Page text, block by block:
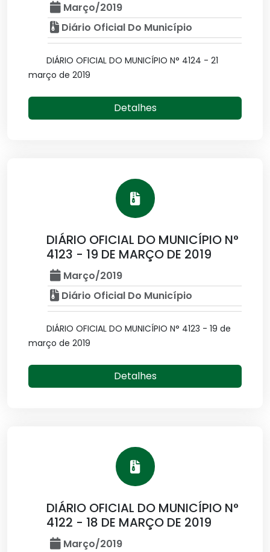
Março/2019
Diário Oficial Do Município
DIÁRIO OFICIAL DO MUNICÍPIO N° 4124 - 21
março de 2019
Detalhes
DIÁRIO OFICIAL DO MUNICÍPIO N°
4123 - 19 DE MARÇO DE 2019
Março/2019
Diário Oficial Do Município
DIÁRIO OFICIAL DO MUNICÍPIO N° 4123 - 19 de
março de 2019
Detalhes
DIÁRIO OFICIAL DO MUNICÍPIO N°
4122 - 18 DE MARÇO DE 2019
Março/2019